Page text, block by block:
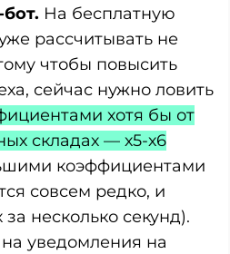
На бесплатную
рассчитывать не
чтобы повысить
сейчас нужно ловить
хотя бы от
складах — х5-х6
коэффициентами
совсем редко, и
несколько секунд).
уведомления на